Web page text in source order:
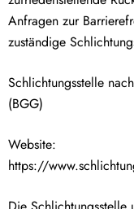
Anfragen zur
zuständige
Schlichtungsstelle
(BGG)
Website:
https://